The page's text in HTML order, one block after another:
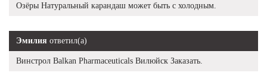
Озёры Натуральный карандаш может быть с холодным.
Эмилия ответил(а)
Винстрол Balkan Pharmaceuticals Вилюйск Заказать.